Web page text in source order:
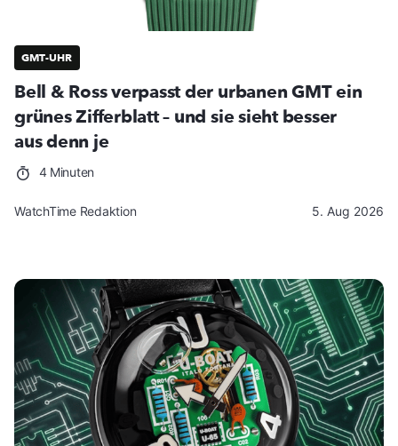
GMT-UHR
Bell & Ross verpasst der urbanen GMT ein
grünes Zifferblatt – und sie sieht besser
aus denn je
4 Minuten
WatchTime Redaktion 5. Aug 2026